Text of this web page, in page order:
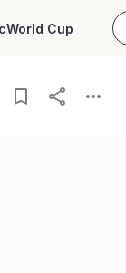
World Cup